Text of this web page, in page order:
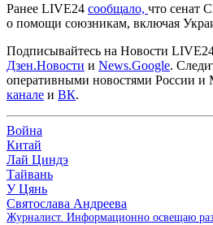
Ранее LIVE24 сообщало, что сенат
о помощи союзникам, включая
Подписывайтесь на Новости
Дзен.Новости и News.Google.
оперативными новостями России
канале и ВК.
Война
Китай
Лай Циндэ
Тайвань
У Цянь
Святослава Андреева
Журналист. Информационно освещаю